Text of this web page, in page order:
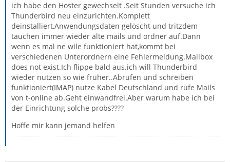
ich habe den Hoster gewechselt .Seit Stunden versuche ich
Thunderbird neu einzurichten.Komplett
deinstalliert,Anwendungsdaten gelöscht und tritzdem
tauchen immer wieder alte mails und ordner auf.Dann
wenn es mal ne wile funktioniert hat,kommt bei
verschiedenen Unterordnern eine Fehlermeldung.Mailbox
does not exist.Ich flippe bald aus.ich will Thunderbird
wieder nutzen so wie früher..Abrufen und schreiben
funktioniert(IMAP) nutze Kabel Deutschland und rufe Mails
von t-online ab.Geht einwandfrei.Aber warum habe ich bei
der Einrichtung solche probs????
Hoffe mir kann jemand helfen